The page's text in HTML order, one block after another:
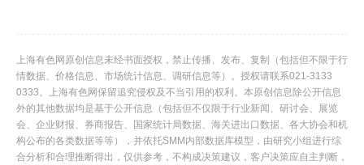
上海有色网原创信息未经书面授权，禁止传播、发布、复制（包括但不限于行
情数据、价格信息、市场统计信息、调研信息等）。授权请联系021-3133
0333。上海有色网保留追究侵权及不当引用的权利。本原创信息除公开信息
外的其他数据均是基于公开信息（包括但不仅限于行业新闻、研讨会、展览
会、企业财报、券商报告、国家统计局数据、海关进出口数据、各大协会和机
构公布的各类数据等等），并依托SMM内部数据库模型，由研究小组进行综
合分析和合理推断得出，仅供参考，不构成决策建议，客户决策应自主判断，